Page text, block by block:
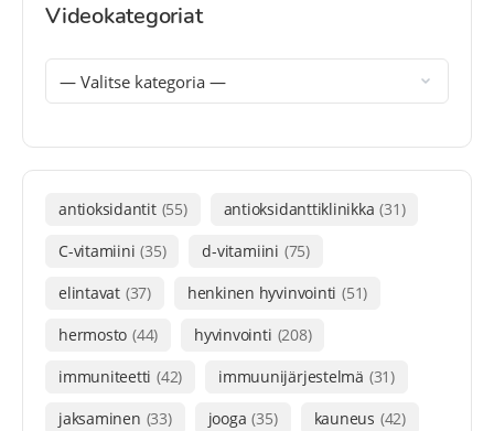
Videokategoriat
antioksidantit (55) antioksidanttiklinikka (31)
C-vitamiini (35) d-vitamiini (75)
elintavat (37) henkinen hyvinvointi (51)
hermosto (44) hyvinvointi (208)
immuniteetti (42) immuunijärjestelmä (31)
jaksaminen (33) jooga (35) kauneus (42)